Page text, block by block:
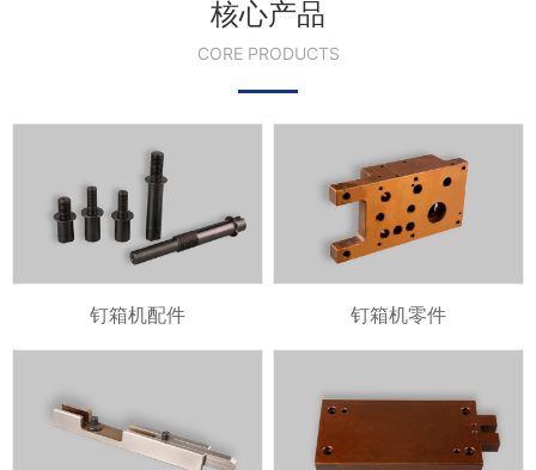
核心产品
CORE PRODUCTS
钉箱机配件 钉箱机零件